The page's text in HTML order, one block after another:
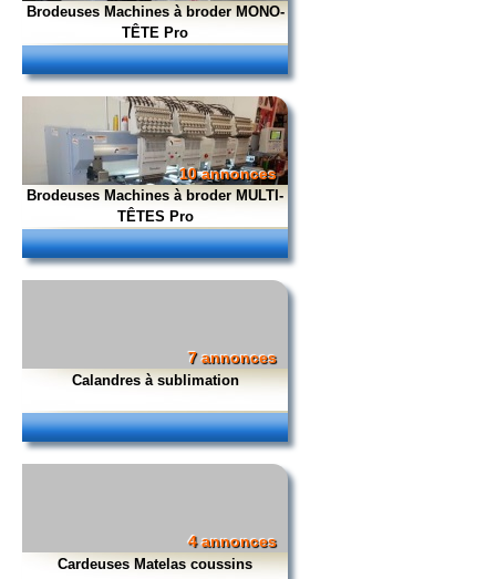
Brodeuses Machines à broder MONO-
TÊTE Pro
10 annonces
Brodeuses Machines à broder MULTI-
TÊTES Pro
7 annonces
Calandres à sublimation
4 annonces
Cardeuses Matelas coussins